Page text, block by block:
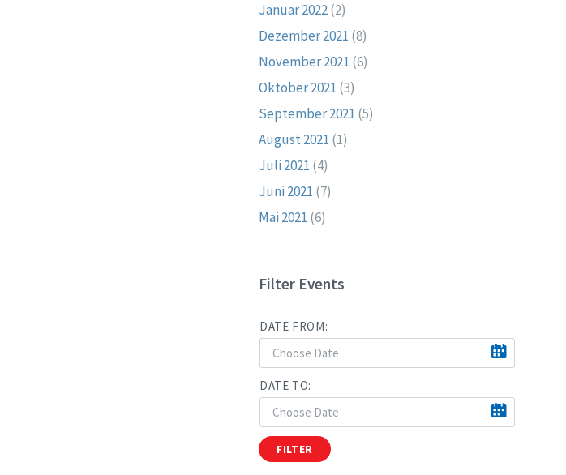
Januar 2022(2)
Dezember 2021 (8)
November 2021 (6)
Oktober 2021 (3)
September 2021 (5)
August 2021 (1)
Juli 2021 (4)
Juni 2021 (7)
Mai 2021 (6)
Filter Events
DATE FROM:
DATE TO:
FILTER